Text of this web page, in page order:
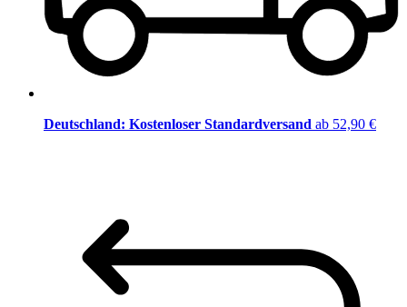
Deutschland: Kostenloser Standardversand ab 52,90 €